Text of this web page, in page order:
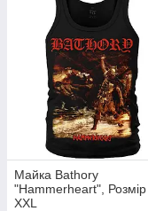
Майка Bathory
"Hammerheart", Розмір
XXL